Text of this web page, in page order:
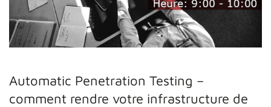
Automatic Penetration Testing –
comment rendre votre infrastructure de